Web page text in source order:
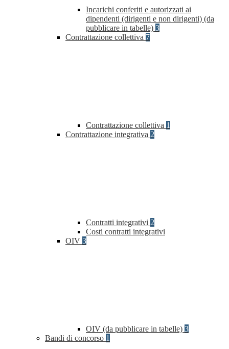
Incarichi conferiti e autorizzati ai
dipendenti (dirigenti e non dirigenti) (da
pubblicare in tabelle) 3
Contrattazione collettiva 7
Contrattazione collettiva 1
Contrattazione integrativa 2
Contratti integrativi 2
Costi contratti integrativi
OIV 3
OIV (da pubblicare in tabelle) 3
Bandi di concorso 1